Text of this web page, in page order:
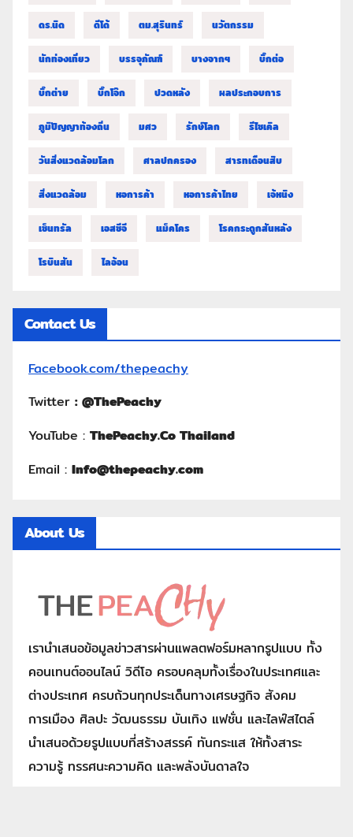
ดร.นิด ดีโด้ ตม.สุรินทร์ นวัตกรรม
นักท่องเที่ยว บรรจุภัณฑ์ บางจากฯ บิ๊กต่อ
บิ๊กต่าย บิ๊กโจ๊ก ปวดหลัง ผลประกอบการ
ภูมิปัญญาท้องถิ่น มศว รักษ์โลก รีไซเคิล
วันสิ่งแวดล้อมโลก ศาลปกครอง สารทเดือนสิบ
สิ่งแวดล้อม หอการค้า หอการค้าไทย เจ้หนิง
เซ็นทรัล เอสซีจี แม็คโคร โรคกระดูกสันหลัง
โรบินสัน ไลอ้อน
Contact Us
Facebook.com/thepeachy
Twitter : @ThePeachy
YouTube : ThePeachy.Co Thailand
Email : Info@thepeachy.com
About Us
เรานำเสนอข้อมูลข่าวสารผ่านแพลตฟอร์มหลากรูปแบบ ทั้ง
คอนเทนต์ออนไลน์ วิดีโอ ครอบคลุมทั้งเรื่องในประเทศและ
ต่างประเทศ ครบถ้วนทุกประเด็นทางเศรษฐกิจ สังคม
การเมือง ศิลปะ วัฒนธรรม บันเทิง แฟชั่น และไลฟ์สไตล์
นำเสนอด้วยรูปแบบที่สร้างสรรค์ ทันกระแส ให้ทั้งสาระ
ความรู้ ทรรศนะความคิด และพลังบันดาลใจ